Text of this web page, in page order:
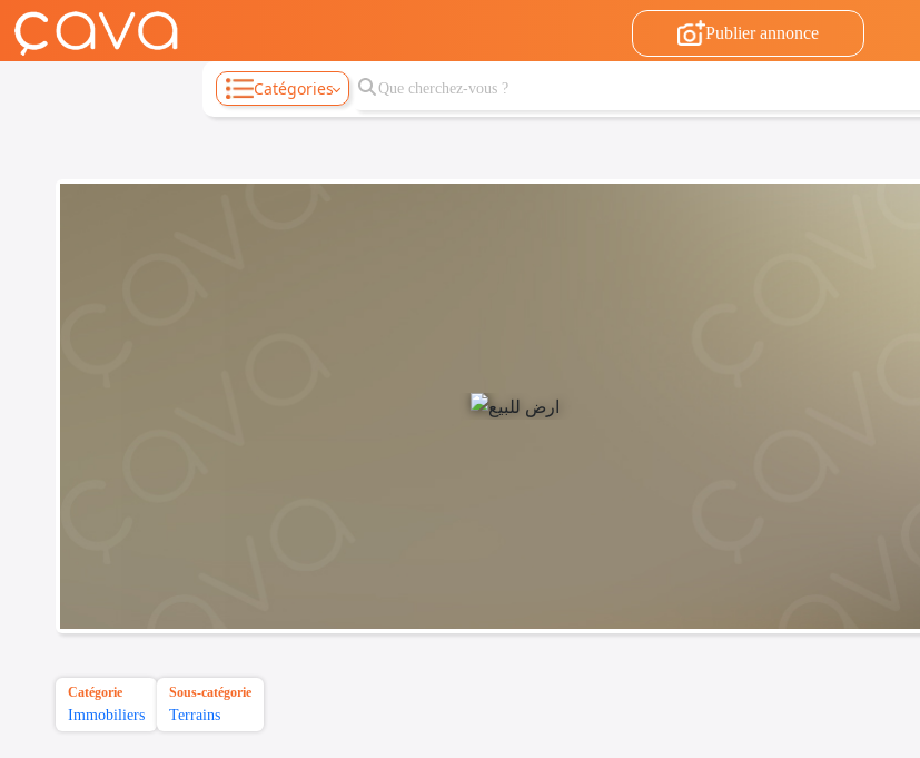
Publier annonce
Catégories
Catégorie
Immobiliers
Sous-catégorie
Terrains